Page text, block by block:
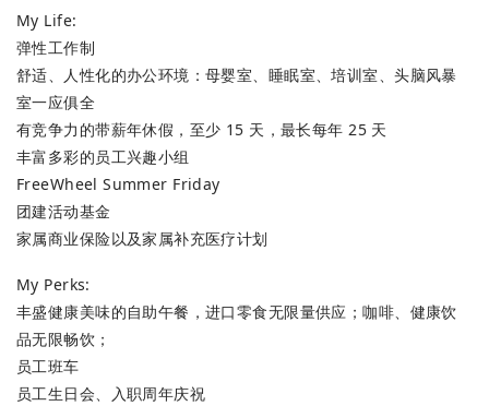
My Life:
弹性工作制
舒适、人性化的办公环境：母婴室、睡眠室、培训室、头脑风暴
室一应俱全
有竞争力的带薪年休假，至少 15 天，最长每年 25 天
丰富多彩的员工兴趣小组
FreeWheel Summer Friday
团建活动基金
家属商业保险以及家属补充医疗计划
My Perks:
丰盛健康美味的自助午餐，进口零食无限量供应；咖啡、健康饮
品无限畅饮；
员工班车
员工生日会、入职周年庆祝